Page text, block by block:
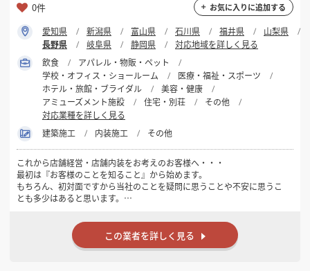
0件 お気に入りに追加する
愛知県 新潟県 富山県 石川県 福井県
山梨県
長野県
岐阜県 静岡県
対応地域を詳しく見る
飲食
アパレル・物販・ペット
学校・オフィス・ショールーム
医療・福祉・スポーツ
ホテル・旅館・ブライダル
美容・健康
アミューズメント施設
住宅・別荘
その他
対応業種を詳しく見る
建築施工
内装施工 その他
これから店舗経営・店舗内装をお考えのお客様へ・・・
最初は『お客様のことを知ること』から始めます。
もちろん、初対面ですから当社のことを疑問に思うことや不安に思うこ
とも多少はあると思います。
店舗を作るだけの業者ではなく、開業してからも深く長くお付き合いさ
せていただく為に、
この業者を詳しく見る